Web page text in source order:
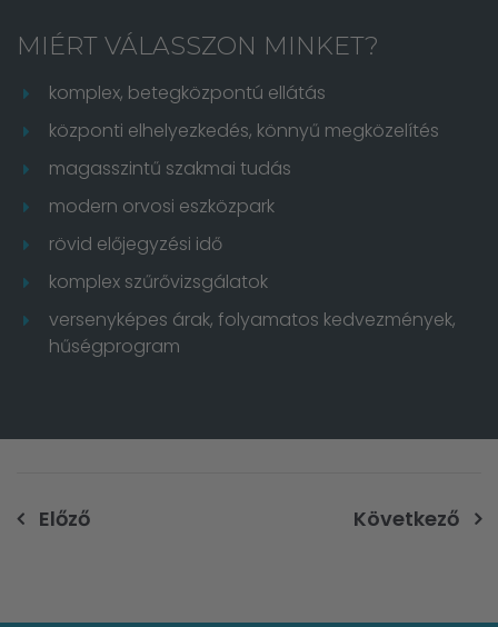
MIÉRT VÁLASSZON MINKET?
komplex, betegközpontú ellátás
központi elhelyezkedés, könnyű megközelítés
magasszintű szakmai tudás
modern orvosi eszközpark
rövid előjegyzési idő
komplex szűrővizsgálatok
versenyképes árak, folyamatos kedvezmények,
hűségprogram
Bejegyzés
Előző Következő